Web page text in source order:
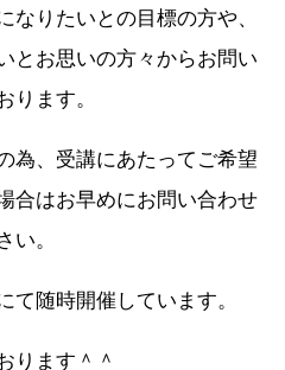
なりたいとの目標の方や、
とお思いの方々からお問い
ります。
為、受講にあたってご希望
合はお早めにお問い合わせ
い。
て随時開催しています。
ります＾＾